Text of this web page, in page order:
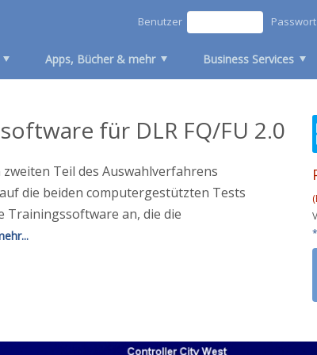
Apps, Bücher & mehr Business Services
Benutzer Passwort
für DLR FQ/FU 2.0
Teil des Auswahlverfahrens
die beiden computergestützten Tests
Trainingssoftware an, die die